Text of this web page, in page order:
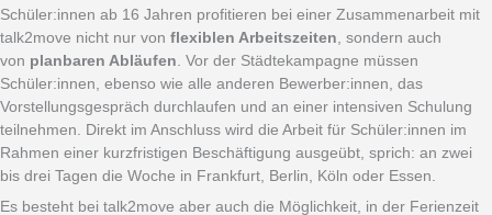
Schüler:innen ab 16 Jahren profitieren bei einer Zusammenarbeit mit
talk2move nicht nur von flexiblen Arbeitszeiten , sondern auch
von planbaren Abläufen . Vor der Städtekampagne müssen
Schüler:innen, ebenso wie alle anderen Bewerber:innen, das
Vorstellungsgespräch durchlaufen und an einer intensiven Schulung
teilnehmen. Direkt im Anschluss wird die Arbeit für Schüler:innen im
Rahmen einer kurzfristigen Beschäftigung ausgeübt, sprich: an zwei
bis drei Tagen die Woche in Frankfurt, Berlin, Köln oder Essen.
Es besteht bei talk2move aber auch die Möglichkeit, in der Ferienzeit